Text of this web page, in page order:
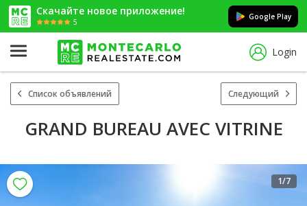
Скачайте новое приложение!
5
Google Play
Login
Список объявлений Следующий
GRAND BUREAU AVEC VITRINE
1/7